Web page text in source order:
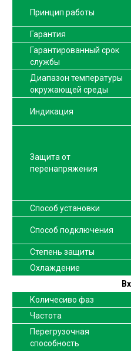
Принцип работы
Гарантия
Гарантированный срок
службы
Диапазон температуры
окружающей среды
Индикация
Защита от
перенапряжения
Способ установки
Способ подключения
Степень защиты
Охлаждение
Количесиво фаз
Частота
Перегрузочная
способность